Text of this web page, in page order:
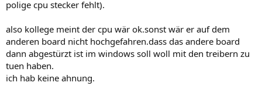
polige cpu stecker fehlt).
also kollege meint der cpu wär ok.sonst wär er auf dem
anderen board nicht hochgefahren.dass das andere board
dann abgestürzt ist im windows soll woll mit den treibern zu
tuen haben.
ich hab keine ahnung.